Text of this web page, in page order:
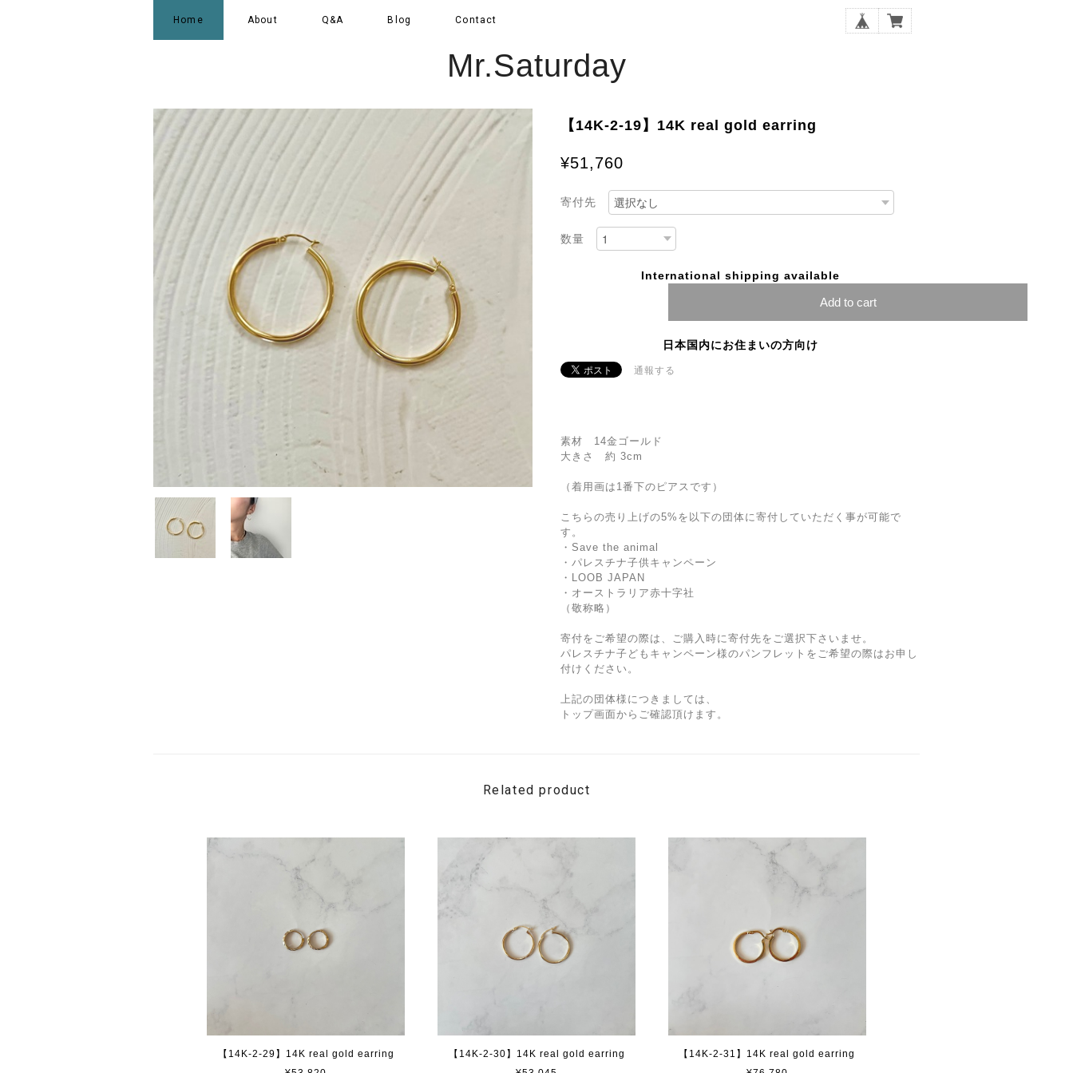
Home About Q&A Blog Contact
Mr.Saturday
【14K-2-19】14K real gold earring
¥51,760
寄付先
数量
International shipping available
Add to cart
日本国内にお住まいの方向け
通報する
素材 14金ゴールド
大きさ 約 3cm
（着用画は1番下のピアスです）
こちらの売り上げの5%を以下の団体に寄付していただく事が可能で
す。
・Save the animal
・パレスチナ子供キャンペーン
・LOOB JAPAN
・オーストラリア赤十字社
（敬称略）
寄付をご希望の際は、ご購入時に寄付先をご選択下さいませ。
パレスチナ子どもキャンペーン様のパンフレットをご希望の際はお申し
付けください。
上記の団体様につきましては、
トップ画面からご確認頂けます。
Related product
【14K-2-29】14K real gold earring
【14K-2-30】14K real gold earring
【14K-2-31】14K real gold earring